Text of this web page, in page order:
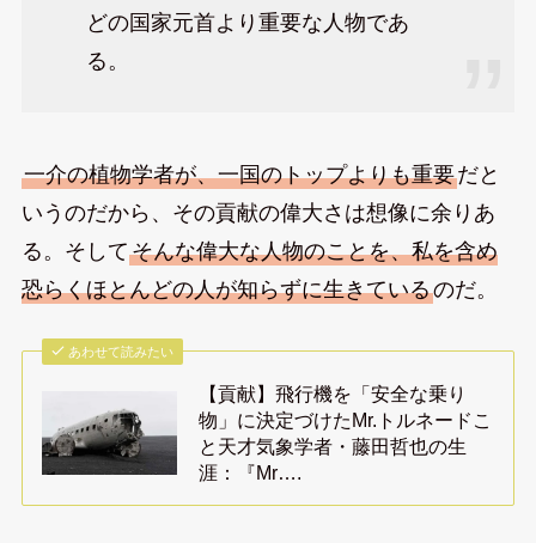
どの国家元首より重要な人物であ
る。
一介の植物学者が、一国のトップよりも重要だと
いうのだから、その貢献の偉大さは想像に余りあ
る。そしてそんな偉大な人物のことを、私を含め
恐らくほとんどの人が知らずに生きているのだ。
あわせて読みたい
【貢献】飛行機を「安全な乗り
物」に決定づけたMr.トルネードこ
と天才気象学者・藤田哲也の生
涯：『Mr….